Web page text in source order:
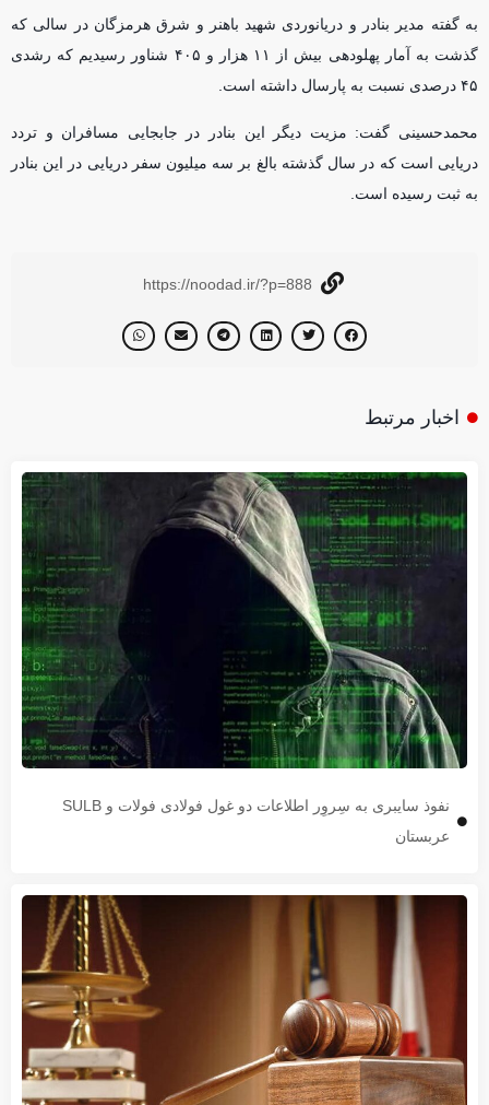
به گفته مدیر بنادر و دریانوردی شهید باهنر و شرق هرمزگان در سالی که
گذشت به آمار پهلودهی بیش از ۱۱ هزار و ۴۰۵ شناور رسیدیم که رشدی
۴۵ درصدی نسبت به پارسال داشته است.
محمدحسینی گفت: مزیت دیگر این بنادر در جابجایی مسافران و تردد
دریایی است که در سال گذشته بالغ بر سه میلیون سفر دریایی در این بنادر
به ثبت رسیده است.
https://noodad.ir/?p=888
اخبار مرتبط
نفوذ سایبری به سِروِر اطلاعات دو غول فولادی فولات و SULB
عربستان